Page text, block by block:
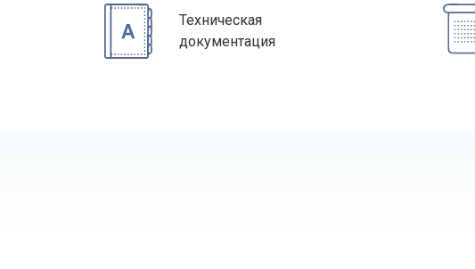
Техническая
документация